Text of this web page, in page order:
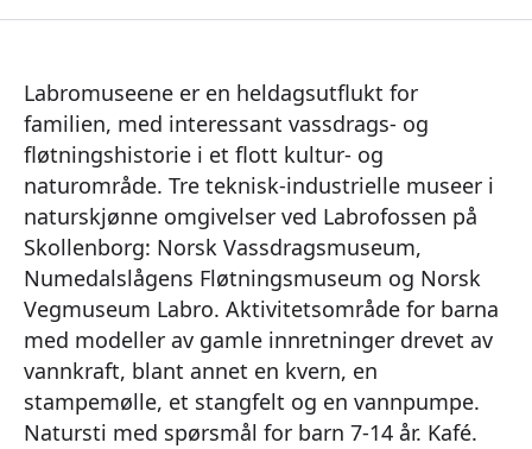
Labromuseene er en heldagsutflukt for
familien, med interessant vassdrags- og
fløtningshistorie i et flott kultur- og
naturområde. Tre teknisk-industrielle museer i
naturskjønne omgivelser ved Labrofossen på
Skollenborg: Norsk Vassdragsmuseum,
Numedalslågens Fløtningsmuseum og Norsk
Vegmuseum Labro. Aktivitetsområde for barna
med modeller av gamle innretninger drevet av
vannkraft, blant annet en kvern, en
stampemølle, et stangfelt og en vannpumpe.
Natursti med spørsmål for barn 7-14 år. Kafé.